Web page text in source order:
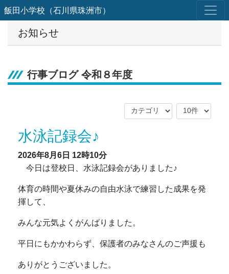
飯田小学校（石川県珠洲市）
お知らせ
行事ブログ 令和８年度
水泳記録会♪
2026年8月6日 12時10分
今日は登校日、水泳記録会がありました♪
体育の時間や夏休みの自由水泳で練習した成果を発
揮して、
みんな元気よくがんばりました。
平日にもかかわらず、保護者のみなさんのご声援も
ありがとうございました。